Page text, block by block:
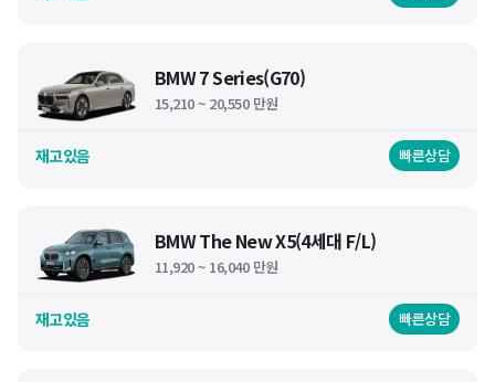
BMW 7 Series(G70)
15,210 ~ 20,550 만원
재고있음 빠른상담
BMW The New X5(4세대 F/L)
11,920 ~ 16,040 만원
재고있음 빠른상담